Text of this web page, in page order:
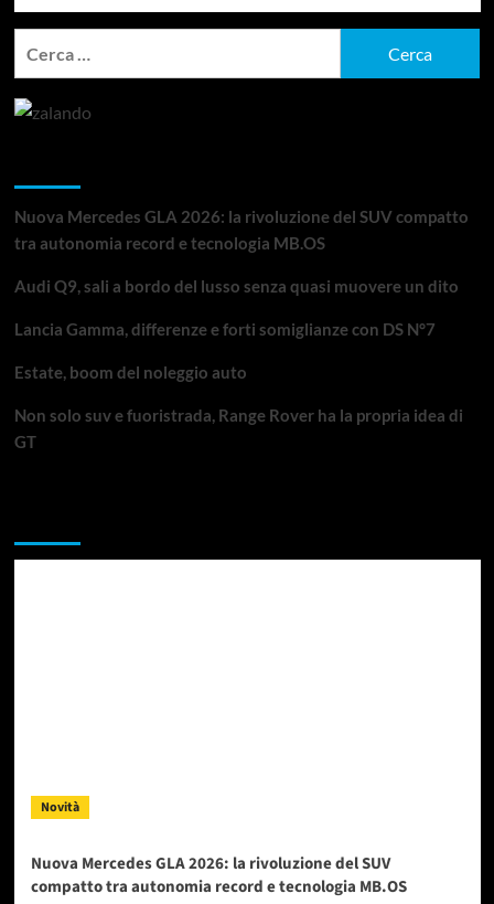
Nuova Mercedes GLA 2026: la rivoluzione del SUV compatto
tra autonomia record e tecnologia MB.OS
Audi Q9, sali a bordo del lusso senza quasi muovere un dito
Lancia Gamma, differenze e forti somiglianze con DS N°7
Estate, boom del noleggio auto
Non solo suv e fuoristrada, Range Rover ha la propria idea di
GT
Novità
Nuova Mercedes GLA 2026: la rivoluzione del SUV
compatto tra autonomia record e tecnologia MB.OS